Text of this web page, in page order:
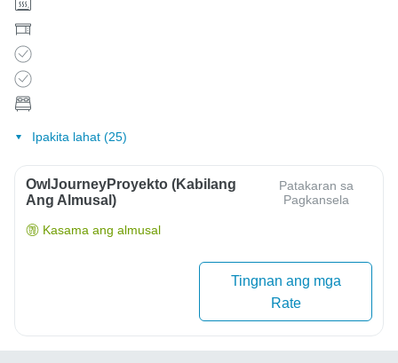
Ipakita lahat (25)
OwlJourneyProyekto (Kabilang
Ang Almusal)
Patakaran sa
Pagkansela
Kasama ang almusal
Tingnan ang mga
Rate